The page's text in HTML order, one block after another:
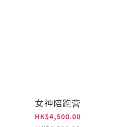
女神陪跑营
HK$4,500.00